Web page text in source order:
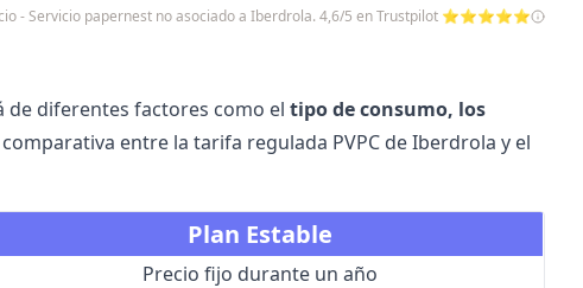
- Servicio papernest no asociado a Iberdrola. 4,6/5 en Trustpilot ⭐⭐⭐⭐⭐
diferentes factores como el tipo de consumo, los
entre la tarifa regulada PVPC de Iberdrola y el
Plan Estable
Precio fijo durante un año